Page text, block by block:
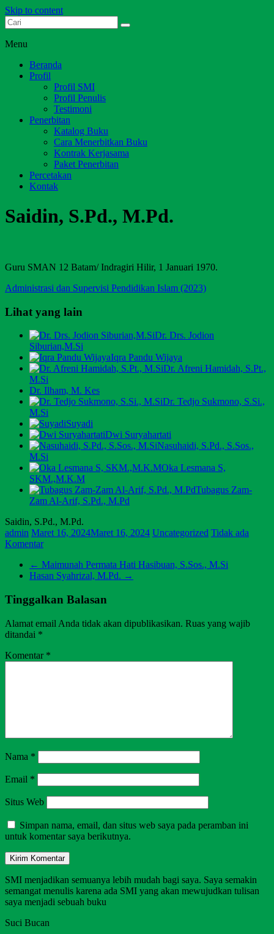
Skip to content
Dari Jambi untuk Indonesia
Menu
Beranda
Profil
Profil SMI
Profil Penulis
Testimoni
Penerbitan
Katalog Buku
Cara Menerbitkan Buku
Kontrak Kerjasama
Paket Penerbitan
Percetakan
Kontak
Saidin, S.Pd., M.Pd.
Guru SMAN 12 Batam/ Indragiri Hilir, 1 Januari 1970.
Administrasi dan Supervisi Pendidikan Islam (2023)
Lihat yang lain
Dr. Drs. Jodion
Siburian,M.Si
Iqra Pandu Wijaya
Dr. Afreni Hamidah, S.Pt.,
M.Si
Dr. Ilham, M. Kes
Dr. Tedjo Sukmono, S.Si.,
M.Si
Suyadi
Dwi Suryahartati
Nasuhaidi, S.Pd., S.Sos.,
M.Si
Oka Lesmana S,
SKM.,M.K.M
Tubagus Zam-
Zam Al-Arif, S.Pd., M.Pd
Saidin, S.Pd., M.Pd.
admin Maret 16, 2024Maret 16, 2024 Uncategorized Tidak ada
Komentar
← Maimunah Permata Hati Hasibuan, S.Sos., M.Si
Hasan Syahrizal, M.Pd. →
Tinggalkan Balasan
Alamat email Anda tidak akan dipublikasikan. Ruas yang wajib
ditandai *
Komentar *
Nama *
Email *
Situs Web
Simpan nama, email, dan situs web saya pada peramban ini
untuk komentar saya berikutnya.
SMI menjadikan semuanya lebih mudah bagi saya. Saya semakin
semangat menulis karena ada SMI yang akan mewujudkan tulisan
saya menjadi sebuah buku
Suci Bucan